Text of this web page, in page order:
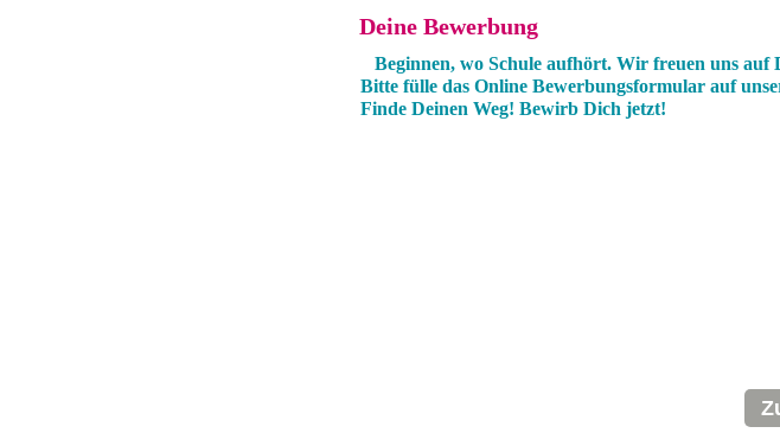
Deine Bewerbung
Beginnen, wo Schule aufhört. Wir freuen uns auf
Bitte fülle das Online Bewerbungsformular auf
Finde Deinen Weg! Bewirb Dich jetzt!